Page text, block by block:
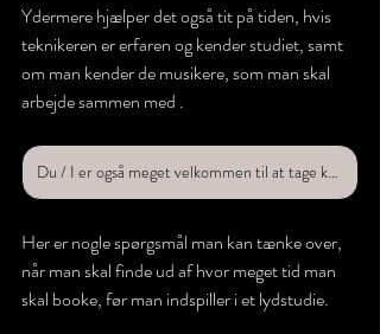
Ydermere hjælper det også tit på tiden, hvis
teknikeren er erfaren og kender studiet, samt
om man kender de musikere, som man skal
arbejde sammen med .
Du / I er også meget velkommen til at tage kontakt til os, så kan vi sammen se på netop jeres behov.
Her er nogle spørgsmål man kan tænke over,
når man skal finde ud af hvor meget tid man
skal booke, før man indspiller i et lydstudie.